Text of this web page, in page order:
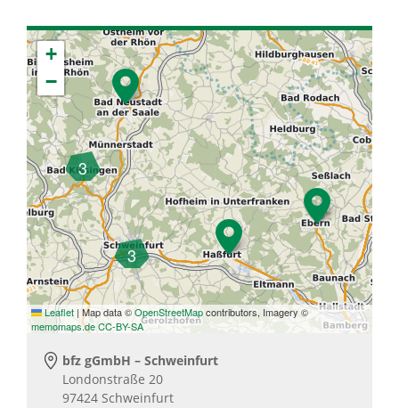
bfz gGmbH – Schweinfurt
Londonstraße 20
97424 Schweinfurt
3
3
+
−
Leaflet | Map data ©OpenStreetMapcontributors, Imagery ©
memomaps.deCC-BY-SA